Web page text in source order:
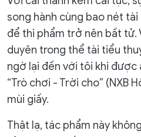
song hành cùng bao nét
để thi phẩm trở nên bất tử.
duyên trong thể tài tiểu
ngờ lại đến với tôi khi
“Trò chơi - Trời cho” (NXB
mùi giấy.
Thật lạ, tác phẩm này